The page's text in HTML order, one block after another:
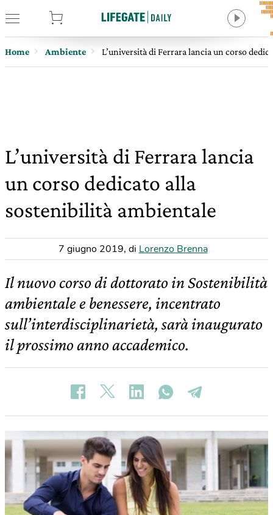
Home Ambiente L’università di Ferrara lancia un corso
L’università di Ferrara lancia
un corso dedicato alla
sostenibilità ambientale
7 giugno 2019, di Lorenzo Brenna
Il nuovo corso di dottorato in Sostenibilità
ambientale e benessere, incentrato
sull’interdisciplinarietà, sarà inaugurato
il prossimo anno accademico.